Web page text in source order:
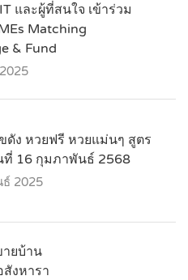
และผู้ที่สนใจ เข้าร่วม
Matching
& Fund
ดัง หวยฟรี หวยแม่นๆ สูตร
ที่ 16 กุมภาพันธ์ 2568
2025
ายบ้าน
งหารา